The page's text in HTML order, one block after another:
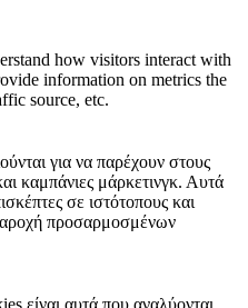
how visitors interact with
information on metrics the
source, etc.
για να παρέχουν στους
καμπάνιες μάρκετινγκ. Αυτά
σε ιστότοπους και
προσαρμοσμένων
είναι αυτά που αναλύονται